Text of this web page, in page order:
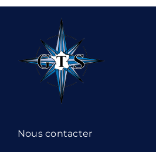
Nous contacter